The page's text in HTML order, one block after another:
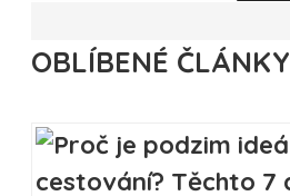
OBLÍBENÉ ČLÁNKY